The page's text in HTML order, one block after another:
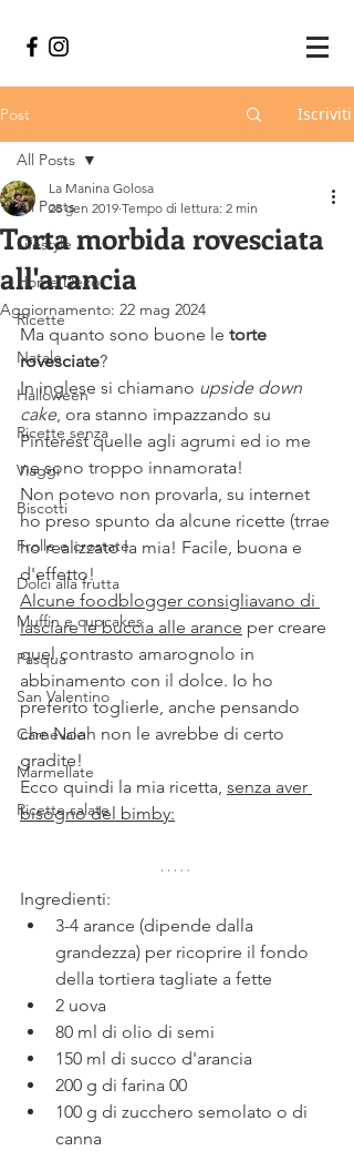
Post Iscriviti
All Posts
Lifestyle
Home Decor
Ricette
Natale
Halloween
Ricette senza
Viaggi
Biscotti
Frolle e crostate
Dolci alla frutta
Muffin e cupcakes
Pasqua
San Valentino
Carnevale
Marmellate
Ricette salate
All Posts
Torta morbida rovesciata
all'arancia
La Manina Golosa
28 gen 2019 Tempo di lettura: 2 min
Aggiornamento: 22 mag 2024
Ma quanto sono buone le torte
rovesciate?
In inglese si chiamano upside down
cake, ora stanno impazzando su
Pinterest quelle agli agrumi ed io me
ne sono troppo innamorata!
Non potevo non provarla, su internet
ho preso spunto da alcune ricette (trrae
ho realizzato la mia! Facile, buona e
d'effetto!
Alcune foodblogger consigliavano di
lasciare le buccia alle arance per creare
quel contrasto amarognolo in
abbinamento con il dolce. Io ho
preferito toglierle, anche pensando
che Noah non le avrebbe di certo
gradite!
Ecco quindi la mia ricetta, senza aver
bisogno del bimby:
Ingredienti:
3-4 arance (dipende dalla
grandezza) per ricoprire il fondo
della tortiera tagliate a fette
2 uova
80 ml di olio di semi
150 ml di succo d'arancia
200 g di farina 00
100 g di zucchero semolato o di
canna